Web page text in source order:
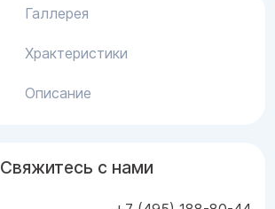
Галлерея
Храктеристики
Описание
Свяжитесь с нами